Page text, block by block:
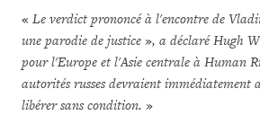
« Le verdict prononcé à l'encontre de
une parodie de justice », a déclaré Hugh
pour l'Europe et l'Asie centrale à Human
autorités russes devraient immédiatement
libérer sans condition. »